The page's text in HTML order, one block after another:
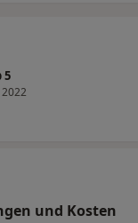
5
2022
und Kosten